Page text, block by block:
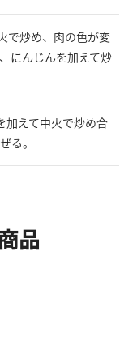
で炒め、肉の色が変
にんじんを加えて炒
加えて中火で炒め合
る。
品